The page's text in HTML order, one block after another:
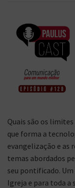
Quais são os
que forma a
evangelização e as
temas abordados
seu pontificado.
Igreja e para toda a